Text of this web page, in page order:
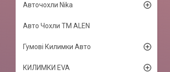
Авточохли Nika
Авто Чохли TM ALEN
Гумові Килимки Авто
КИЛИМКИ EVA